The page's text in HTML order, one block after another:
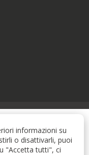
informazioni su
o disattivarli, puoi
"Accetta tutti", ci